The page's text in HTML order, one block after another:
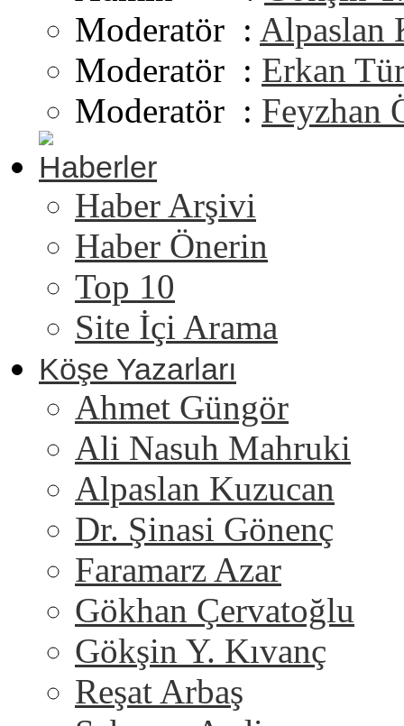
Moderatör : Alpaslan
Moderatör : Erkan
Moderatör : Feyzhan
Haberler
Haber Arşivi
Haber Önerin
Top 10
Site İçi Arama
Köşe Yazarları
Ahmet Güngör
Ali Nasuh Mahruki
Alpaslan Kuzucan
Dr. Şinasi Gönenç
Faramarz Azar
Gökhan Çervatoğlu
Gökşin Y. Kıvanç
Reşat Arbaş